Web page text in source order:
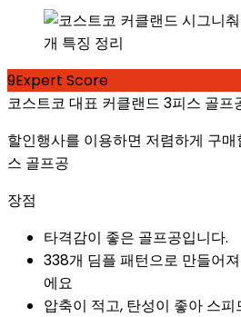
9Expert Score
코스트코 대표 커클랜드 3피스 골프
할인행사를 이용하면 저렴하게 구
스 골프공
장점
타격감이 좋은 골프공입니다.
338개 딤플 패턴으로 만들어
에요
압축이 적고, 탄성이 좋아 스